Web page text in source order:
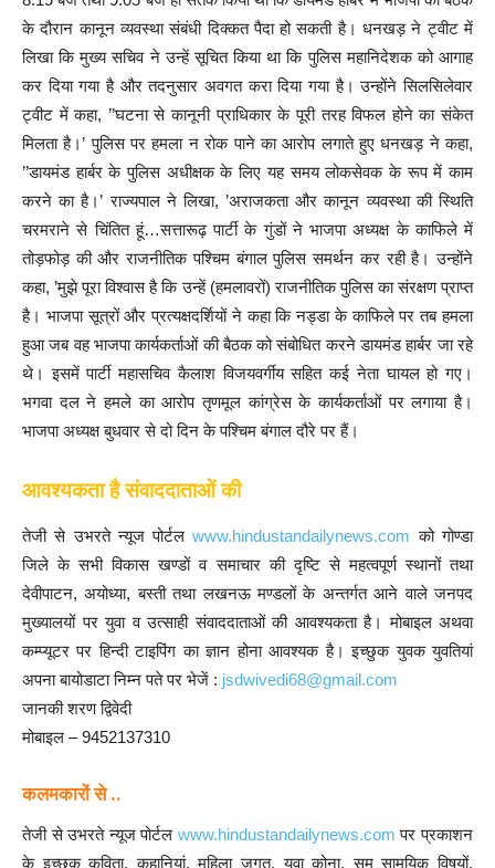
के दौरान कानून व्यवस्था संबंधी दिक्कत पैदा हो सकती है। धनखड़ ने ट्वीट में
लिखा कि मुख्य सचिव ने उन्हें सूचित किया था कि पुलिस महानिदेशक को आगाह
कर दिया गया है और तदनुसार अवगत करा दिया गया है। उन्होंने सिलसिलेवार
ट्वीट में कहा, ’’घटना से कानूनी प्राधिकार के पूरी तरह विफल होने का संकेत
मिलता है।’ पुलिस पर हमला न रोक पाने का आरोप लगाते हुए धनखड़ ने कहा,
’’डायमंड हार्बर के पुलिस अधीक्षक के लिए यह समय लोकसेवक के रूप में काम
करने का है।’ राज्यपाल ने लिखा, ’अराजकता और कानून व्यवस्था की स्थिति
चरमराने से चिंतित हूं…सत्तारूढ़ पार्टी के गुंडों ने भाजपा अध्यक्ष के काफिले में
तोड़फोड़ की और राजनीतिक पश्चिम बंगाल पुलिस समर्थन कर रही है। उन्होंने
कहा, ’मुझे पूरा विश्वास है कि उन्हें (हमलावरों) राजनीतिक पुलिस का संरक्षण प्राप्त
है। भाजपा सूत्रों और प्रत्यक्षदर्शियों ने कहा कि नड्डा के काफिले पर तब हमला
हुआ जब वह भाजपा कार्यकर्ताओं की बैठक को संबोधित करने डायमंड हार्बर जा रहे
थे। इसमें पार्टी महासचिव कैलाश विजयवर्गीय सहित कई नेता घायल हो गए।
भगवा दल ने हमले का आरोप तृणमूल कांग्रेस के कार्यकर्ताओं पर लगाया है।
भाजपा अध्यक्ष बुधवार से दो दिन के पश्चिम बंगाल दौरे पर हैं।
आवश्यकता है संवाददाताओं की
तेजी से उभरते न्यूज पोर्टलwww.hindustandailynews.com को गोण्डा
जिले के सभी विकास खण्डों व समाचार की दृष्टि से महत्वपूर्ण स्थानों तथा
देवीपाटन, अयोध्या, बस्ती तथा लखनऊ मण्डलों के अन्तर्गत आने वाले जनपद
मुख्यालयों पर युवा व उत्साही संवाददाताओं की आवश्यकता है। मोबाइल अथवा
कम्प्यूटर पर हिन्दी टाइपिंग का ज्ञान होना आवश्यक है। इच्छुक युवक युवतियां
अपना बायोडाटा निम्न पते पर भेजें : jsdwivedi68@gmail.com
जानकी शरण द्विवेदी
मोबाइल – 9452137310
कलमकारों से ..
तेजी से उभरते न्यूज पोर्टल www.hindustandailynews.com पर प्रकाशन
के इच्छुक कविता, कहानियां, महिला जगत, युवा कोना, सम सामयिक विषयों,